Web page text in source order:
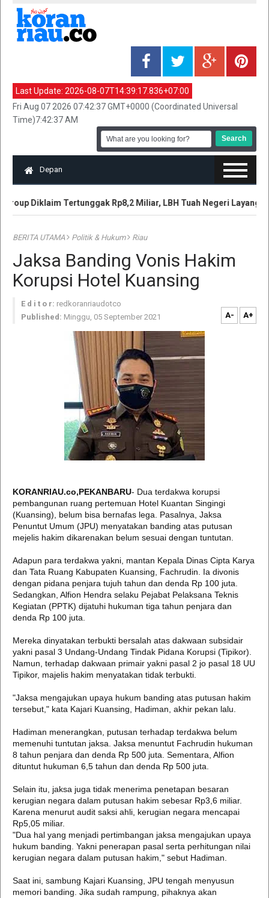
Last Update: 2026-08-07T14:39:17.836+07:00
Fri Aug 07 2026 07:42:37 GMT+0000 (Coordinated Universal
Time)7:42:37 AM
Depan
Diklaim Tertunggak Rp8,2 Miliar, LBH Tuah Negeri
BERITA UTAMA Politik & Hukum Riau
Jaksa Banding Vonis Hakim
Korupsi Hotel Kuansing
E d i t o r: redkoranriaudotco
Published: Minggu, 05 September 2021 A- A+
KORANRIAU.co,PEKANBARU- Dua terdakwa korupsi
pembangunan ruang pertemuan Hotel Kuantan Singingi
(Kuansing), belum bisa bernafas lega. Pasalnya, Jaksa
Penuntut Umum (JPU) menyatakan banding atas putusan
mejelis hakim dikarenakan belum sesuai dengan tuntutan.
Adapun para terdakwa yakni, mantan Kepala Dinas Cipta Karya
dan Tata Ruang Kabupaten Kuansing, Fachrudin. Ia divonis
dengan pidana penjara tujuh tahun dan denda Rp 100 juta.
Sedangkan, Alfion Hendra selaku Pejabat Pelaksana Teknis
Kegiatan (PPTK) dijatuhi hukuman tiga tahun penjara dan
denda Rp 100 juta.
Mereka dinyatakan terbukti bersalah atas dakwaan subsidair
yakni pasal 3 Undang-Undang Tindak Pidana Korupsi (Tipikor).
Namun, terhadap dakwaan primair yakni pasal 2 jo pasal 18 UU
Tipikor, majelis hakim menyatakan tidak terbukti.
"Jaksa mengajukan upaya hukum banding atas putusan hakim
tersebut," kata Kajari Kuansing, Hadiman, akhir pekan lalu.
Hadiman menerangkan, putusan terhadap terdakwa belum
memenuhi tuntutan jaksa. Jaksa menuntut Fachrudin hukuman
8 tahun penjara dan denda Rp 500 juta. Sementara, Alfion
dituntut hukuman 6,5 tahun dan denda Rp 500 juta.
Selain itu, jaksa juga tidak menerima penetapan besaran
kerugian negara dalam putusan hakim sebesar Rp3,6 miliar.
Karena menurut audit saksi ahli, kerugian negara mencapai
Rp5,05 miliar.
"Dua hal yang menjadi pertimbangan jaksa mengajukan upaya
hukum banding. Yakni penerapan pasal serta perhitungan nilai
kerugian negara dalam putusan hakim," sebut Hadiman.
Saat ini, sambung Kajari Kuansing, JPU tengah menyusun
memori banding. Jika sudah rampung, pihaknya akan